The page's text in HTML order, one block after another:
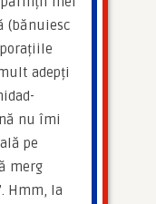
(bănuiesc
adepți
nu îmi
pe
merg
Hmm, la